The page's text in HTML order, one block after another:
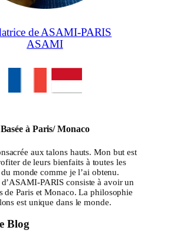
de ASAMI-PARIS
ASAMI
Basée à Paris/ Monaco
aux talons hauts. Mon but est
de leurs bienfaits à toutes les
monde comme je l’ai obtenu.
PARIS consiste à avoir un
de Paris et Monaco. La philosophie
est unique dans le monde.
Blog